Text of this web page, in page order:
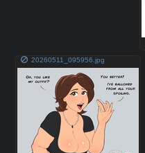
20260511_095956.jpg